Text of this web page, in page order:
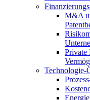
M&A
Private
Technologie-